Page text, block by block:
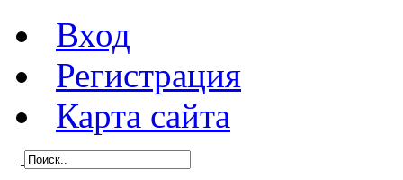
Вход
Регистрация
Карта сайта